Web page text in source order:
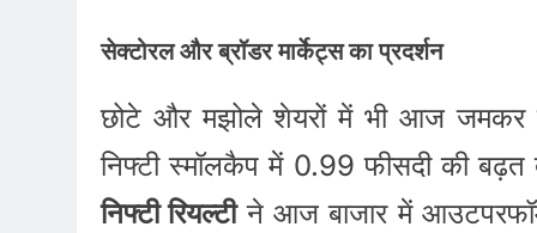
सेक्टोरल और ब्रॉडर मार्केट्स का प्रदर्शन
छोटे और मझोले शेयरों में भी आज जमकर
निफ्टी स्मॉलकैप में 0.99 फीसदी की
निफ्टी रियल्टीने आज बाजार में